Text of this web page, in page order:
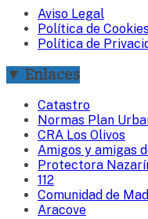
Aviso Legal
Política de
Política de
▼ Enlaces
Catastro
Normas Plan
CRA Los Olivos
Amigos y amigas
Protectora
112
Comunidad de
Aracove